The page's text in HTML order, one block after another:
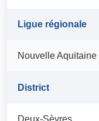
Ligue régionale
Nouvelle Aquitaine
District